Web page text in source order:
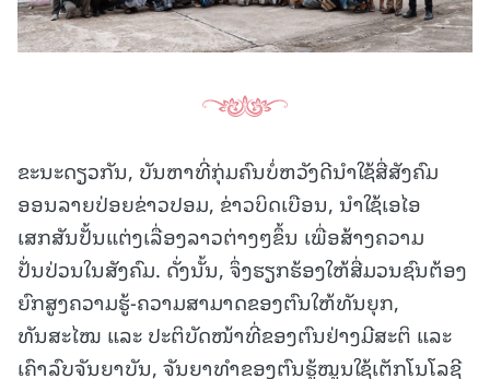
ຂະນະດຽວກັນ, ບັນຫາທີ່ກຸ່ມຄົນບໍ່ຫວັງດີນໍາໃຊ້ສື່ສັງຄົມ
ອອນລາຍປ່ອຍຂ່າວປອມ, ຂ່າວບິດເບືອນ, ນໍາໃຊ້ເອໄອ
ເສກສັນປັ້ນແຕ່ງເລື່ອງລາວຕ່າງໆຂຶ້ນ ເພື່ອສ້າງຄວາມ
ປັ່ນປ່ວນໃນສັງຄົມ. ດັ່ງນັ້ນ, ຈຶ່ງຮຽກຮ້ອງໃຫ້ສື່ມວນຊົນຕ້ອງ
ຍົກສູງຄວາມຮູ້-ຄວາມສາມາດຂອງຕົນໃຫ້ທັນຍຸກ,
ທັນສະໄໝ ແລະ ປະຕິບັດໜ້າທີ່ຂອງຕົນຢ່າງມີສະຕິ ແລະ
ເຄົາລົບຈັນຍາບັນ, ຈັນຍາທໍາຂອງຕົນຮູ້ໝູນໃຊ້ເຕັກໂນໂລຊີ